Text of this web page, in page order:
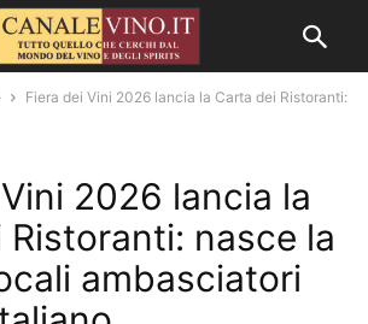
Fiera dei Vini 2026 lancia la Carta dei Ristoranti:
2026 lancia la
nasce la
ambasciatori